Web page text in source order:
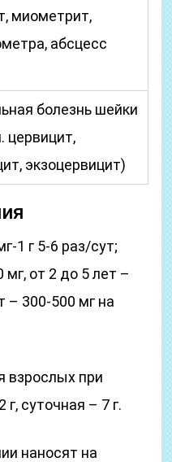
миометрит,
абсцесс
болезнь шейки
цервицит,
экзоцервицит)
1 г 5-6 раз/сут;
от 2 до 5 лет –
– 300-500 мг на
взрослых при
суточная – 7 г.
наносят на